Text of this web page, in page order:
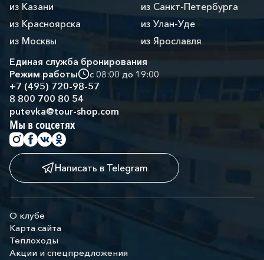
из Казани
из Красноярска
из Москвы
из Санкт-Петербурга
из Улан-Уде
из Ярославля
Единая служба бронирования
Режим работы
с 08:00 до 19:00
+7 (495) 720-98-57
8 800 700 80 54
putevka@tour-shop.com
Мы в соцсетях
Написать в Telegram
О клубе
Карта сайта
Теплоходы
Акции и спецпредложения